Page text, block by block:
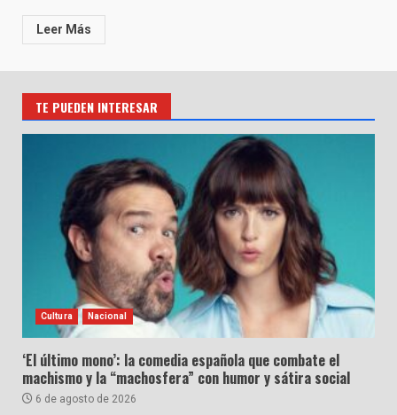
Leer Más
TE PUEDEN INTERESAR
Cultura Nacional
‘El último mono’: la comedia española que combate el
machismo y la “machosfera” con humor y sátira social
6 de agosto de 2026